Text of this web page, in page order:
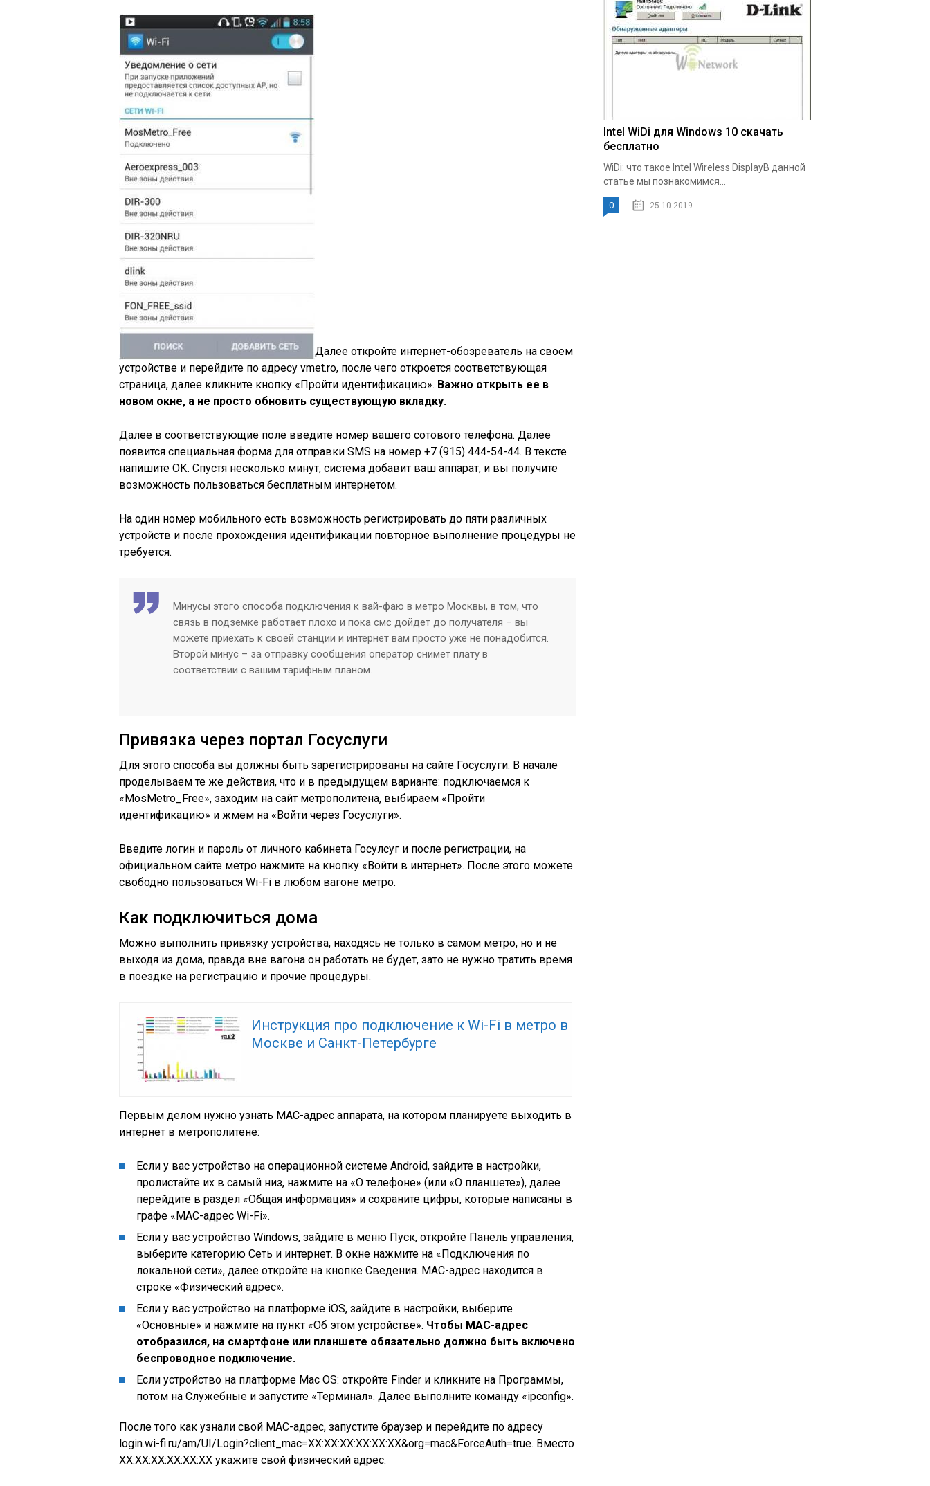
Далее откройте интернет-обозреватель на своем
устройстве и перейдите по адресу vmet.ro, после чего откроется соответствующая
страница, далее кликните кнопку «Пройти идентификацию». Важно открыть ее в
новом окне, а не просто обновить существующую вкладку.
Далее в соответствующие поле введите номер вашего сотового телефона. Далее
появится специальная форма для отправки SMS на номер +7 (915) 444-54-44. В тексте
напишите ОК. Спустя несколько минут, система добавит ваш аппарат, и вы получите
возможность пользоваться бесплатным интернетом.
На один номер мобильного есть возможность регистрировать до пяти различных
устройств и после прохождения идентификации повторное выполнение процедуры не
требуется.
Минусы этого способа подключения к вай-фаю в метро Москвы, в том, что
связь в подземке работает плохо и пока смс дойдет до получателя – вы
можете приехать к своей станции и интернет вам просто уже не понадобится.
Второй минус – за отправку сообщения оператор снимет плату в
соответствии с вашим тарифным планом.
Привязка через портал Госуслуги
Для этого способа вы должны быть зарегистрированы на сайте Госуслуги. В начале
проделываем те же действия, что и в предыдущем варианте: подключаемся к
«MosMetro_Free», заходим на сайт метрополитена, выбираем «Пройти
идентификацию» и жмем на «Войти через Госуслуги».
Введите логин и пароль от личного кабинета Госулсуг и после регистрации, на
официальном сайте метро нажмите на кнопку «Войти в интернет». После этого можете
свободно пользоваться Wi-Fi в любом вагоне метро.
Как подключиться дома
Можно выполнить привязку устройства, находясь не только в самом метро, но и не
выходя из дома, правда вне вагона он работать не будет, зато не нужно тратить время
в поездке на регистрацию и прочие процедуры.
Инструкция про подключение к Wi-Fi в метро в
Москве и Санкт-Петербурге
Первым делом нужно узнать МАС-адрес аппарата, на котором планируете выходить в
интернет в метрополитене:
Если у вас устройство на операционной системе Android, зайдите в настройки,
пролистайте их в самый низ, нажмите на «О телефоне» (или «О планшете»), далее
перейдите в раздел «Общая информация» и сохраните цифры, которые написаны в
графе «МАС-адрес Wi-Fi».
Если у вас устройство Windows, зайдите в меню Пуск, откройте Панель управления,
выберите категорию Сеть и интернет. В окне нажмите на «Подключения по
локальной сети», далее откройте на кнопке Сведения. МАС-адрес находится в
строке «Физический адрес».
Если у вас устройство на платформе iOS, зайдите в настройки, выберите
«Основные» и нажмите на пункт «Об этом устройстве». Чтобы МАС-адрес
отобразился, на смартфоне или планшете обязательно должно быть включено
беспроводное подключение.
Если устройство на платформе Mac OS: откройте Finder и кликните на Программы,
потом на Служебные и запустите «Терминал». Далее выполните команду «ipconfig».
После того как узнали свой МАС-адрес, запустите браузер и перейдите по адресу
login.wi-fi.ru/am/UI/Login?client_mac=XX:XX:XX:XX:XX:XX&org=mac&ForceAuth=true. Вместо
XX:XX:XX:XX:XX:XX укажите свой физический адрес.
Intel WiDi для Windows 10 скачать
бесплатно
WiDi: что такое Intel Wireless DisplayВ данной
статье мы познакомимся...
0 25.10.2019